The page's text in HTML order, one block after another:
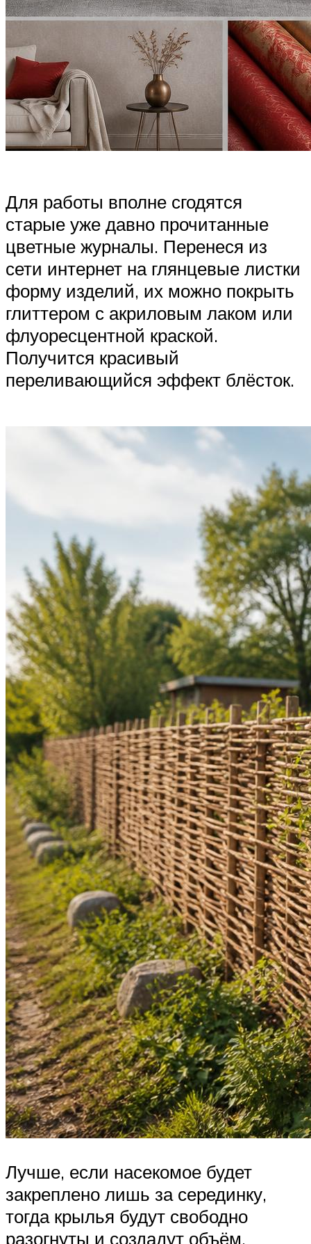
Для работы вполне сгодятся
старые уже давно прочитанные
цветные журналы. Перенеся из
сети интернет на глянцевые листки
форму изделий, их можно покрыть
глиттером с акриловым лаком или
флуоресцентной краской.
Получится красивый
переливающийся эффект блёсток.
Лучше, если насекомое будет
закреплено лишь за серединку,
тогда крылья будут свободно
разогнуты и создадут объём.